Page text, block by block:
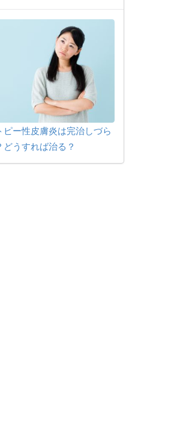
ピー性皮膚炎は完治しづら
どうすれば治る？